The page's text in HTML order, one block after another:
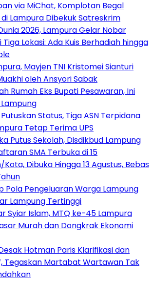
via MiChat, Komplotan Begal
Lampura Dibekuk Satreskrim
2026, Lampura Gelar Nobar
Lokasi: Ada Kuis Berhadiah hingga
Mayjen TNI Kristomei Sianturi
oleh Ansyori Sabak
Rumah Eks Bupati Pesawaran, Ini
Putuskan Status, Tiga ASN Terpidana
Tetap Terima UPS
Putus Sekolah, Disdikbud Lampung
SMA Terbuka di 15
Dibuka Hingga 13 Agustus, Bebas
Pola Pengeluaran Warga Lampung
Lampung Tertinggi
Syiar Islam, MTQ ke-45 Lampura
Murah dan Dongkrak Ekonomi
Hotman Paris Klarifikasi dan
Tegaskan Martabat Wartawan Tak